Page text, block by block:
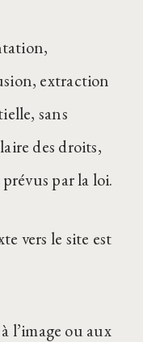
extraction
sans
des droits,
par la loi.
vers le site est
l’image ou aux